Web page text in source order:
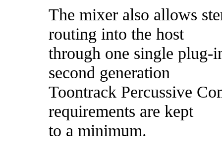
The mixer also allows
routing into the host
through one single plug-
second generation
Toontrack Percussive
requirements are kept
to a minimum.